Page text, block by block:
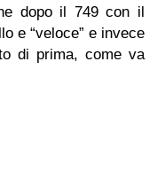
dopo il 749 con il
e “veloce” e invece
di prima, come va